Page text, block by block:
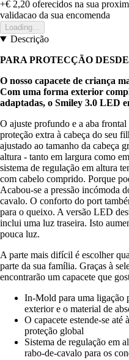
+€ 2,20 oferecidos na sua
validacao da sua encomenda
Loading...
Descrição
PARA PROTECÇÃO
O nosso capacete de criança
Com uma forma exterior
adaptadas, o Smiley 3.0 LED
O ajuste profundo e a aba
proteção extra à cabeça do seu
ajustado ao tamanho da cabeça
altura - tanto em largura como
sistema de regulação em altura
com cabelo comprido. Porque
Acabou-se a pressão incómoda
cavalo. O conforto do port
para o queixo. A versão LED
inclui uma luz traseira. Isto
pouca luz.
A parte mais difícil é escolher
parte da sua família. Graças à
encontrarão um capacete que
In-Mold para uma ligação
exterior e o material de
O capacete estende-se até
proteção global
Sistema de regulação em
rabo-de-cavalo para os